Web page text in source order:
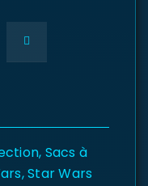
, Sacs à
,Star Wars